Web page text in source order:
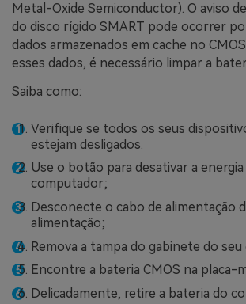
Metal-Oxide Semiconductor). O aviso
do disco rígido SMART pode ocorrer
dados armazenados em cache no
esses dados, é necessário limpar a
Saiba como:
Verifique se todos os seus
estejam desligados.
Use o botão para desativar a energia
computador;
Desconecte o cabo de alimentação
alimentação;
Remova a tampa do gabinete do
Encontre a bateria CMOS na placa-
Delicadamente, retire a bateria do